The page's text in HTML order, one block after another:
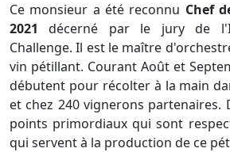
Ce monsieur a été reconnu Chef
2021 décerné par le jury de
Challenge. Il est le maître
vin pétillant. Courant Août et
débutent pour récolter à la main
et chez 240 vignerons partenaires.
points primordiaux qui sont
qui servent à la production de ce